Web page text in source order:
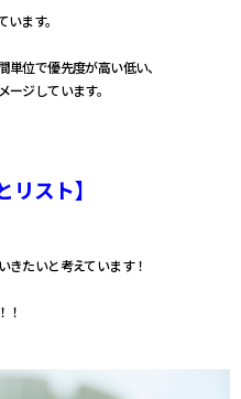
ます。
位で優先度が高い低い、
ジしています。
リスト】
きたいと考えています！
！